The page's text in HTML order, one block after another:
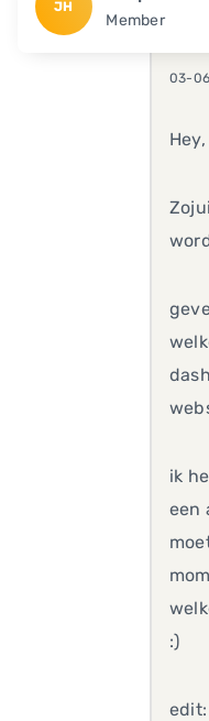
JH
Member
03-
Hey,
ik
een
:)